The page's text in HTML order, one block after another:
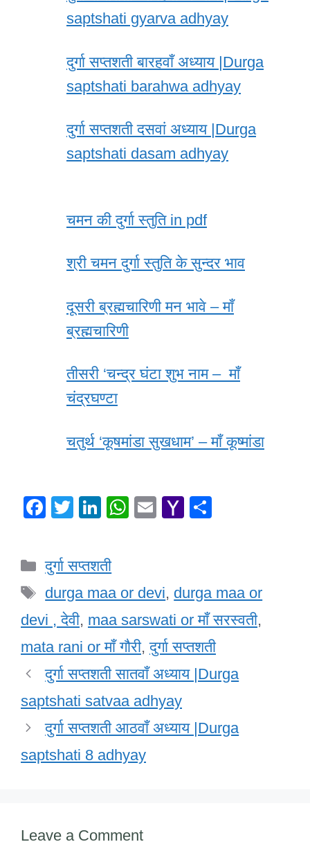
saptshati gyarva adhyay
दुर्गा सप्तशती बारहवाँ अध्याय |Durga
saptshati barahwa adhyay
दुर्गा सप्तशती दसवां अध्याय |Durga
saptshati dasam adhyay
चमन की दुर्गा स्तुति in pdf
श्री चमन दुर्गा स्तुति के सुन्दर भाव
दूसरी ब्रह्मचारिणी मन भावे – माँ
ब्रह्मचारिणी
तीसरी ‘चन्द्र घंटा शुभ नाम – माँ
चंद्रघण्टा
चतुर्थ ‘कूषमांडा सुखधाम’ – माँ कूष्मांडा
F
e
b
o
o
k
T
er
Li
k
e
dI
n
W
A
p
p
E
Y
o
M
ail
Categories
दुर्गा सप्तशती
Tags
durga maa or devi, durga maa or
devi , देवी, maa sarswati or माँ सरस्वती,
mata rani or माँ गौरी,दुर्गा सप्तशती
दुर्गा सप्तशती सातवाँ अध्याय |Durga
saptshati satvaa adhyay
दुर्गा सप्तशती आठवाँ अध्याय |Durga
saptshati 8 adhyay
Leave a Comment